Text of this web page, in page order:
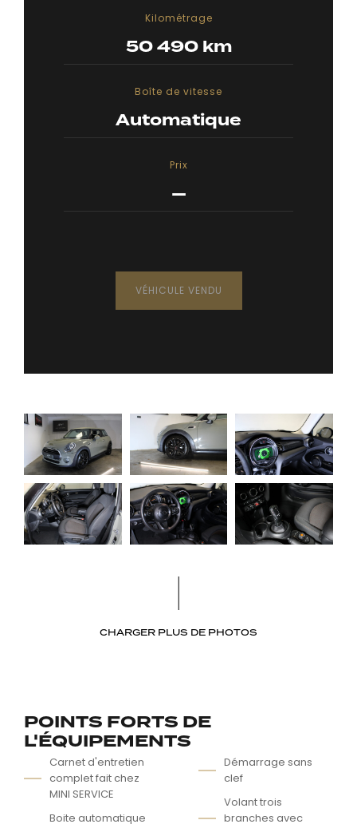
Kilométrage
50 490 km
Boîte de vitesse
Automatique
Prix
—
VÉHICULE VENDU
CHARGER PLUS DE PHOTOS
POINTS FORTS DE
L'ÉQUIPEMENTS
Carnet d'entretien
complet fait chez
MINI SERVICE
Boite automatique
Démarrage sans
clef
Volant trois
branches avec